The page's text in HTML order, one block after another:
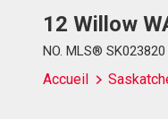
12 Willow
NO. MLS® SK023820
Accueil